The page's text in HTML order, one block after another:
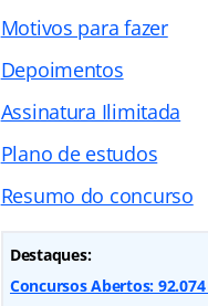
Motivos para fazer
Depoimentos
Assinatura Ilimitada
Plano de estudos
Resumo do concurso
Destaques:
Concursos Abertos: